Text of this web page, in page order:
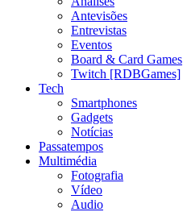
Antevisões
Entrevistas
Eventos
Board & Card Games
Twitch [RDBGames]
Tech
Smartphones
Gadgets
Notícias
Passatempos
Multimédia
Fotografia
Vídeo
Audio